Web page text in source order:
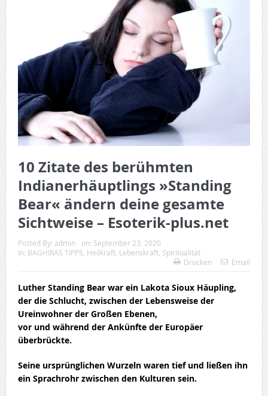
10 Zitate des berühmten
Indianerhäuptlings »Standing
Bear« ändern deine gesamte
Sichtweise – Esoterik-plus.net
Posted By: admin on: September 23, 2020
In: BAGHIRAS TIPPS Heilkraft, Lebenskraft, Spiritualität
Drucken
Email
Luther Standing Bear war ein Lakota Sioux Häupling,
der die Schlucht, zwischen der Lebensweise der
Ureinwohner der Großen Ebenen,
vor und während der Ankünfte der Europäer
überbrückte.
Seine ursprünglichen Wurzeln waren tief und ließen ihn
ein Sprachrohr zwischen den Kulturen sein.